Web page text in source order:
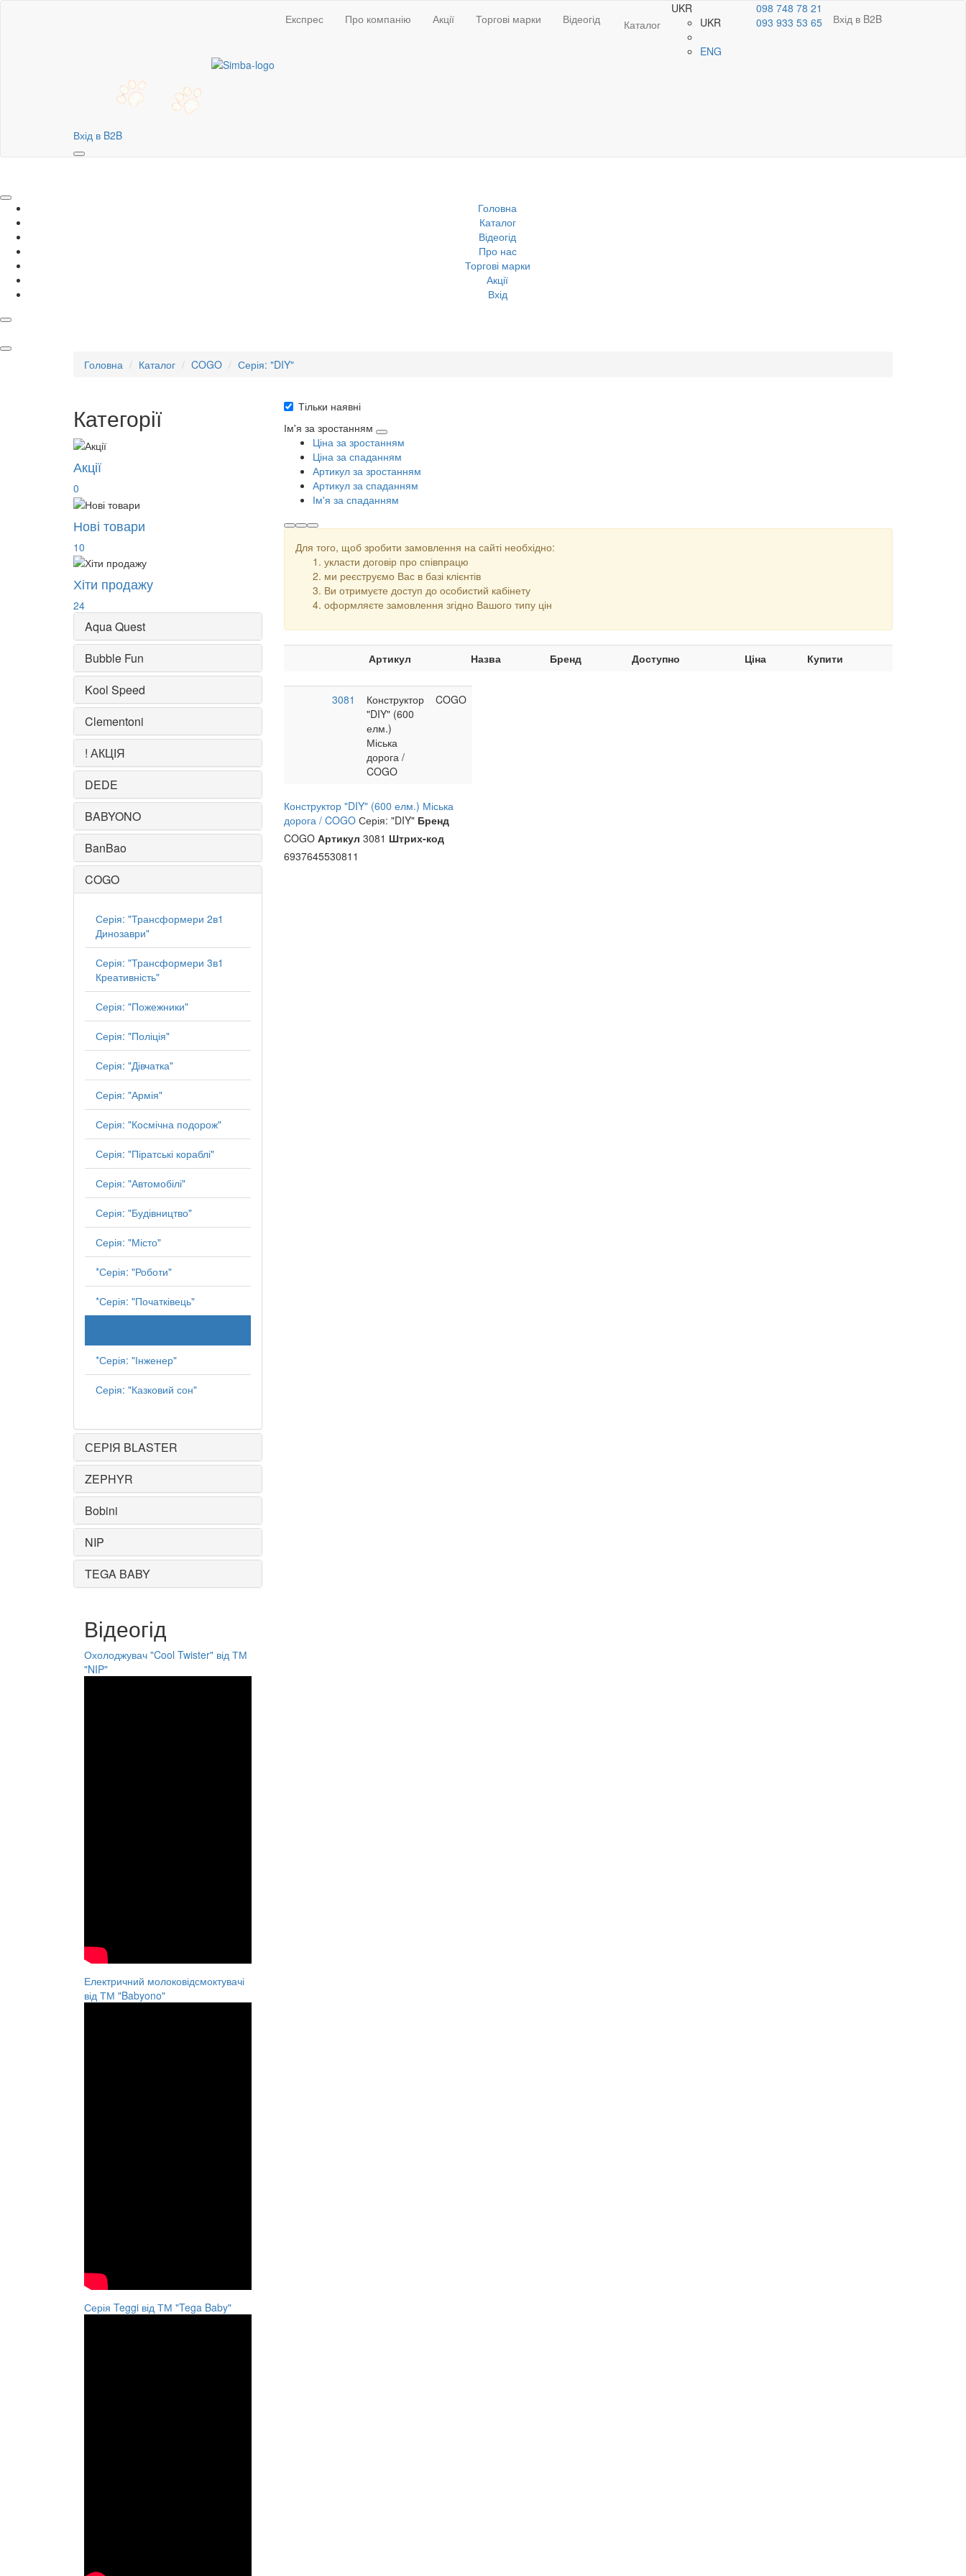
Вхід в B2B
Експрес Про компанію Акції Торгові марки Відеогід Каталог
UKR
UKR
ENG
Вхід в B2B
098 748 78 21
093 933 53 65
Головна
Каталог
Відеогід
Про нас
Торгові марки
Акції
Вхід
Головна Каталог COGO Серія: "DIY"
Категорії
Акції
0
Нові товари
10
Хіти продажу
24
Aqua Quest
Bubble Fun
Kool Speed
Clementoni
! АКЦІЯ
DEDE
BABYONO
BanBao
COGO
Серія: "Трансформери 2в1
Динозаври"
Серія: "Трансформери 3в1
Креативність"
Серія: "Пожежники"
Серія: "Поліція"
Серія: "Дівчатка"
Серія: "Армія"
Серія: "Космічна подорож"
Серія: "Піратські кораблі"
Серія: "Автомобілі"
Серія: "Будівництво"
Серія: "Місто"
*Серія: "Роботи"
*Серія: "Початківець"
*Серія: "Інженер"
Серія: "Казковий сон"
СЕРІЯ BLASTER
ZEPHYR
Bobini
NIP
TEGA BABY
Відеогід
Охолоджувач "Cool Twister" від ТМ
"NIP"
Електричний молоковідсмоктувачі
від ТМ "Babyono"
Серія Teggi від ТМ "Tega Baby"
Тільки наявні
Ім'я за зростанням
Ціна за зростанням
Ціна за спаданням
Артикул за зростанням
Артикул за спаданням
Ім'я за спаданням
Для того, щоб зробити замовлення на сайті необхідно:
укласти договір про співпрацю
ми реєструємо Вас в базі клієнтів
Ви отримуєте доступ до особистий кабінету
оформляєте замовлення згідно Вашого типу цін
Артикул Назва Бренд Доступно Ціна Купити
3081
Конструктор
"DIY" (600
елм.)
Міська
дорога /
COGO
COGO
Конструктор "DIY" (600 елм.) Міська
дорога / COGO Серія: "DIY" Бренд
COGO Артикул 3081 Штрих-код
6937645530811